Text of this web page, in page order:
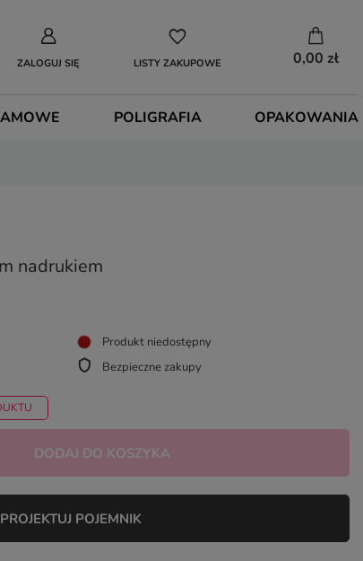
ZALOGUJ SIĘ LISTY ZAKUPOWE 0,00 zł
POLIGRAFIA OPAKOWANIA
nadrukiem
DODAJ DO KOSZYKA
Produkt niedostępny
Bezpieczne zakupy
POJEMNIK